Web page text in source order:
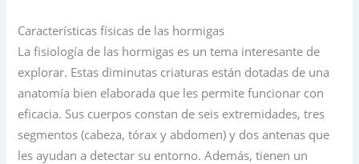
Características físicas de las hormigas
La fisiología de las hormigas es un tema interesante de
explorar. Estas diminutas criaturas están dotadas de una
anatomía bien elaborada que les permite funcionar con
eficacia. Sus cuerpos constan de seis extremidades, tres
segmentos (cabeza, tórax y abdomen) y dos antenas que
les ayudan a detectar su entorno. Además, tienen un